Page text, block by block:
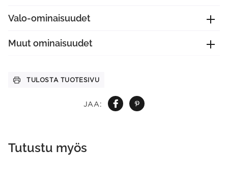
JAA:
Valo-ominaisuudet
Muut ominaisuudet
TULOSTA TUOTESIVU
Tutustu myös